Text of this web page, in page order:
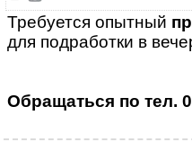
Требуется опытный
для подработки в
Обращаться по тел.